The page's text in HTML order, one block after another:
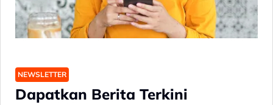
NEWSLETTER
Dapatkan Berita Terkini